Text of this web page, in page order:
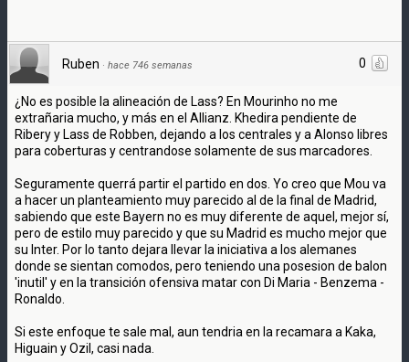
0
Ruben · hace 746 semanas
¿No es posible la alineación de Lass? En Mourinho no me
extrañaria mucho, y más en el Allianz. Khedira pendiente de
Ribery y Lass de Robben, dejando a los centrales y a Alonso libres
para coberturas y centrandose solamente de sus marcadores.
Seguramente querrá partir el partido en dos. Yo creo que Mou va
a hacer un planteamiento muy parecido al de la final de Madrid,
sabiendo que este Bayern no es muy diferente de aquel, mejor sí,
pero de estilo muy parecido y que su Madrid es mucho mejor que
su Inter. Por lo tanto dejara llevar la iniciativa a los alemanes
donde se sientan comodos, pero teniendo una posesion de balon
'inutil' y en la transición ofensiva matar con Di Maria - Benzema -
Ronaldo.
Si este enfoque te sale mal, aun tendria en la recamara a Kaka,
Higuain y Ozil, casi nada.